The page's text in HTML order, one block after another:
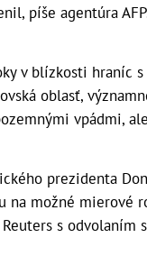
píše agentúra
v blízkosti hraníc
oblasť,
vpádmi,
prezidenta
na možné mierové
s odvolaním